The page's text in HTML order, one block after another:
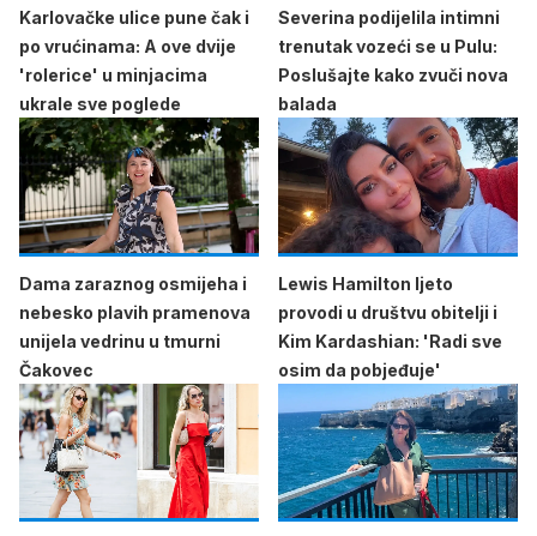
Karlovačke ulice pune čak i
po vrućinama: A ove dvije
'rolerice' u minjacima
ukrale sve poglede
Severina podijelila intimni
trenutak vozeći se u Pulu:
Poslušajte kako zvuči nova
balada
Dama zaraznog osmijeha i
nebesko plavih pramenova
unijela vedrinu u tmurni
Čakovec
Lewis Hamilton ljeto
provodi u društvu obitelji i
Kim Kardashian: 'Radi sve
osim da pobjeđuje'